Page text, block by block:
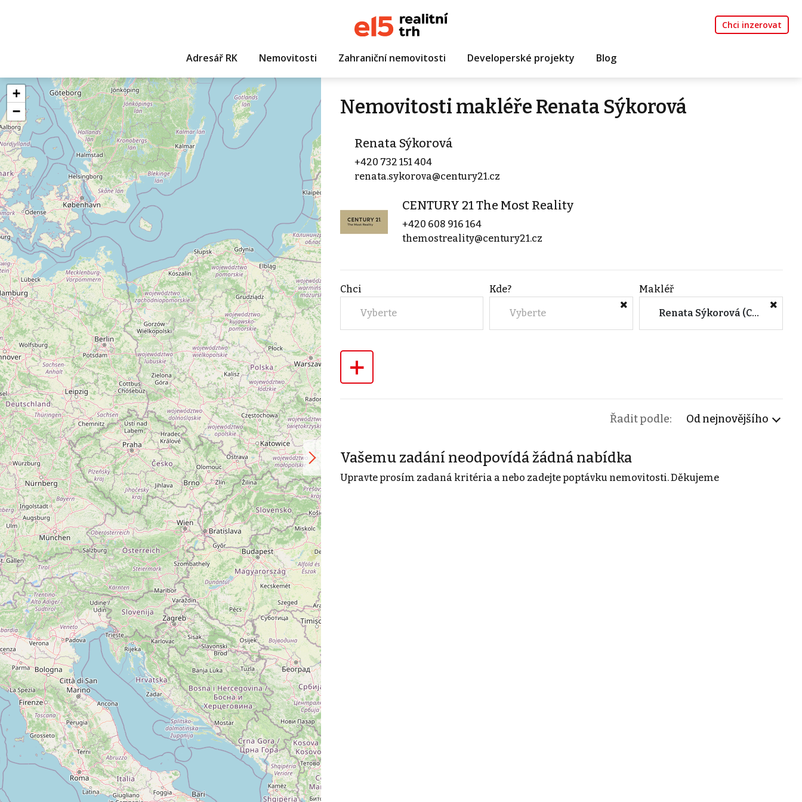
Chci inzerovat
Adresář RK Nemovitosti Zahraniční nemovitosti Developerské projekty Blog
+
−
Nemovitosti makléře Renata Sýkorová
Renata Sýkorová
+420 732 151 404
renata.sykorova@century21.cz
CENTURY 21 The Most Reality
+420 608 916 164
themostreality@century21.cz
Chci
Vyberte
Kde?
Vyberte
Makléř
Renata Sýkorová (CENTURY 21 The Most Reality)
+
Řadit podle: Od nejnovějšího
Vašemu zadání neodpovídá žádná nabídka
Upravte prosím zadaná kritéria a nebo zadejte poptávku nemovitosti. Děkujeme